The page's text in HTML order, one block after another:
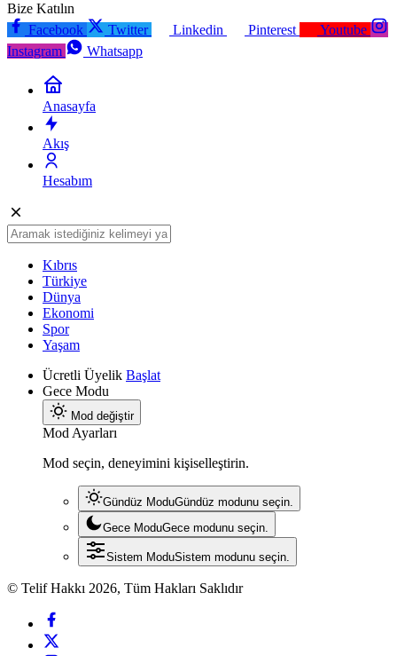
Bize Katılın
Facebook
Twitter Linkedin Pinterest
Youtube
Instagram
Whatsapp
Anasayfa
Akış
Hesabım
Kıbrıs
Türkiye
Dünya
Ekonomi
Spor
Yaşam
Ücretli Üyelik Başlat
Gece Modu
Mod değiştir
Mod Ayarları
Mod seçin, deneyimini kişiselleştirin.
Gündüz ModuGündüz modunu seçin.
Gece ModuGece modunu seçin.
Sistem ModuSistem modunu seçin.
© Telif Hakkı 2026, Tüm Hakları Saklıdır